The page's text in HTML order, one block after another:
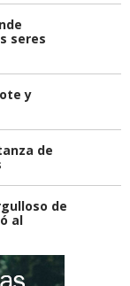
seres
y
de
de
al